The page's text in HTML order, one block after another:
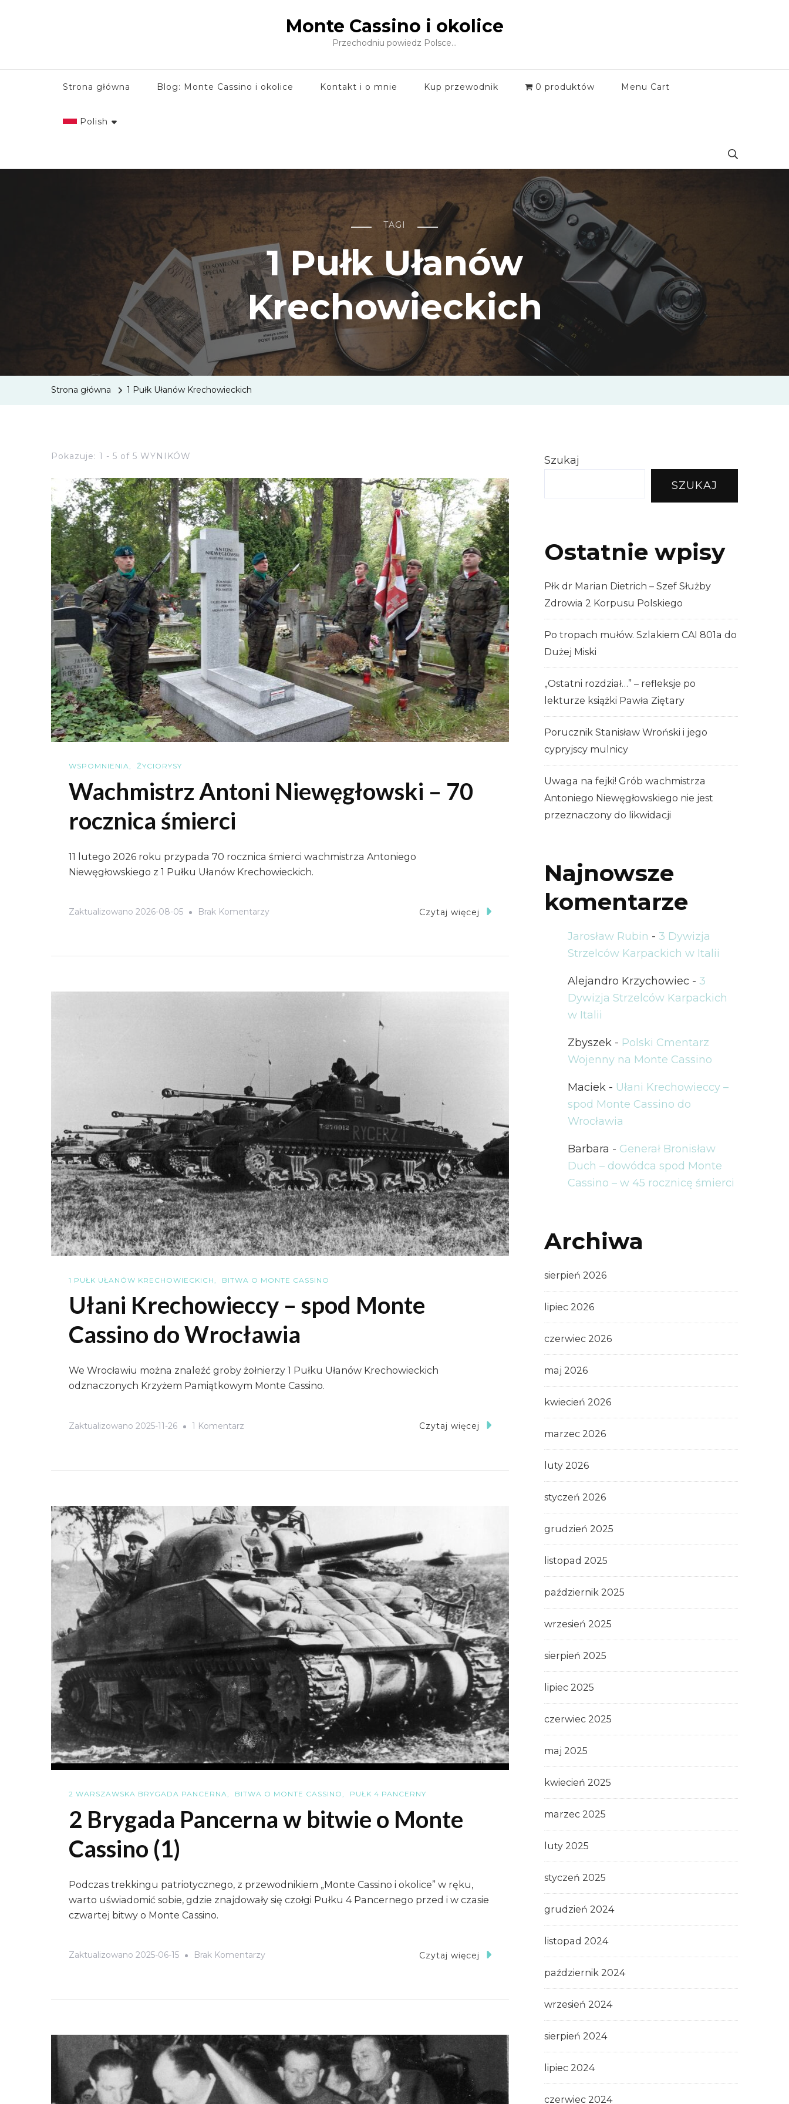
Monte Cassino i okolice
Przechodniu powiedz Polsce…
Strona główna Blog: Monte Cassino i okolice Kontakt i o mnie Kup przewodnik 0 produktów Menu Cart
Polish
TAGI
1 Pułk Ułanów
Krechowieckich
Strona główna 1 Pułk Ułanów Krechowieckich
Pokazuje: 1 - 5 of 5 WYNIKÓW
WSPOMNIENIA ŻYCIORYSY
Wachmistrz Antoni Niewęgłowski – 70
rocznica śmierci
11 lutego 2026 roku przypada 70 rocznica śmierci wachmistrza Antoniego
Niewęgłowskiego z 1 Pułku Ułanów Krechowieckich.
Zaktualizowano 2026-08-05 Brak KomentarzyDo
70
Czytaj więcej
1 PUŁK UŁANÓW KRECHOWIECKICH BITWA O MONTE CASSINO
Ułani Krechowieccy – spod Monte
Cassino do Wrocławia
We Wrocławiu można znaleźć groby żołnierzy 1 Pułku Ułanów Krechowieckich
odznaczonych Krzyżem Pamiątkowym Monte Cassino.
Zaktualizowano 2025-11-26 1 Komentarz
Monte
Cassino
Do
Wrocławia
Czytaj więcej
2 WARSZAWSKA BRYGADA PANCERNA BITWA O MONTE CASSINO PUŁK 4 PANCERNY
2 Brygada Pancerna w bitwie o Monte
Cassino (1)
Podczas trekkingu patriotycznego, z przewodnikiem „Monte Cassino i okolice” w ręku,
warto uświadomić sobie, gdzie znajdowały się czołgi Pułku 4 Pancernego przed i w czasie
czwartej bitwy o Monte Cassino.
Zaktualizowano 2025-06-15 Brak KomentarzyDo
Bitwie
Monte
Cassino
Czytaj więcej
Szukaj
SZUKAJ
Ostatnie wpisy
Płk dr Marian Dietrich – Szef Służby
Zdrowia 2 Korpusu Polskiego
Po tropach mułów. Szlakiem CAI 801a do
Dużej Miski
„Ostatni rozdział…” – refleksje po
lekturze książki Pawła Ziętary
Porucznik Stanisław Wroński i jego
cypryjscy mulnicy
Uwaga na fejki! Grób wachmistrza
Antoniego Niewęgłowskiego nie jest
przeznaczony do likwidacji
Najnowsze
komentarze
Jarosław Rubin - 3 Dywizja
Strzelców Karpackich w Italii
Alejandro Krzychowiec - 3
Dywizja Strzelców Karpackich
w Italii
Zbyszek - Polski Cmentarz
Wojenny na Monte Cassino
Maciek - Ułani Krechowieccy –
spod Monte Cassino do
Wrocławia
Barbara - Generał Bronisław
Duch – dowódca spod Monte
Cassino – w 45 rocznicę śmierci
Archiwa
sierpień 2026
lipiec 2026
czerwiec 2026
maj 2026
kwiecień 2026
marzec 2026
luty 2026
styczeń 2026
grudzień 2025
listopad 2025
październik 2025
wrzesień 2025
sierpień 2025
lipiec 2025
czerwiec 2025
maj 2025
kwiecień 2025
marzec 2025
luty 2025
styczeń 2025
grudzień 2024
listopad 2024
październik 2024
wrzesień 2024
sierpień 2024
lipiec 2024
czerwiec 2024